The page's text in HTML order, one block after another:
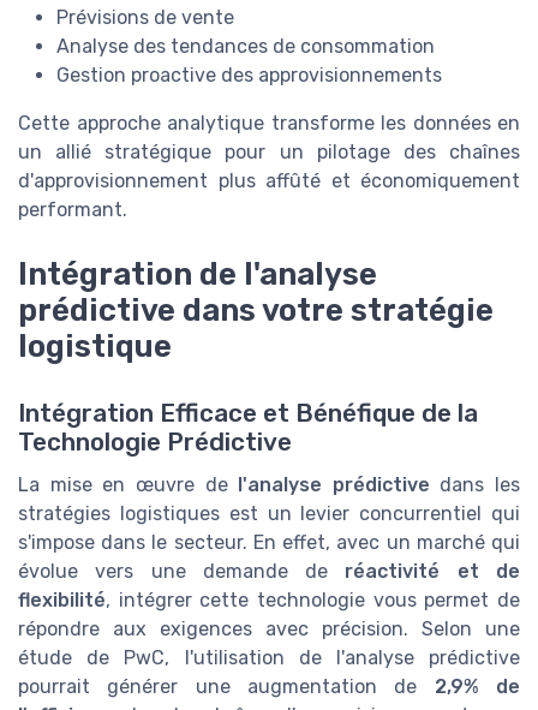
Prévisions de vente
Analyse des tendances de consommation
Gestion proactive des approvisionnements
Cette approche analytique transforme les données en
un allié stratégique pour un pilotage des chaînes
d'approvisionnement plus affûté et économiquement
performant.
Intégration de l'analyse
prédictive dans votre stratégie
logistique
Intégration Efficace et Bénéfique de la
Technologie Prédictive
La mise en œuvre de l'analyse prédictive dans les
stratégies logistiques est un levier concurrentiel qui
s'impose dans le secteur. En effet, avec un marché qui
évolue vers une demande de réactivité et de
flexibilité, intégrer cette technologie vous permet de
répondre aux exigences avec précision. Selon une
étude de PwC, l'utilisation de l'analyse prédictive
pourrait générer une augmentation de 2,9% de